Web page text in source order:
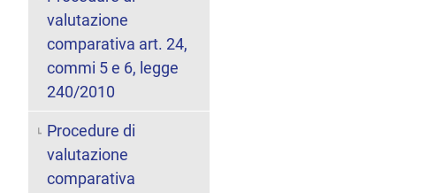
valutazione
comparativa art. 24,
commi 5 e 6, legge
240/2010
Procedure di
valutazione
comparativa